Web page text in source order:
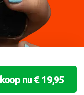
koop nu € 19,95